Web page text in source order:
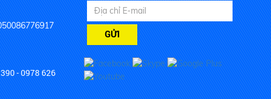
- 0978 626
GỬI